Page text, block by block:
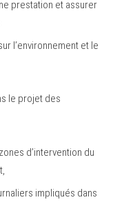
prestation et assurer
l’environnement et le
le projet des
d’intervention du
impliqués dans